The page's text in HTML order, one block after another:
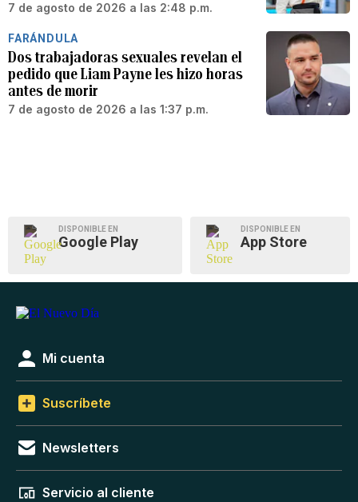
7 de agosto de 2026 a las 2:48 p.m.
FARÁNDULA
Dos trabajadoras sexuales revelan el
pedido que Liam Payne les hizo horas
antes de morir
7 de agosto de 2026 a las 1:37 p.m.
DISPONIBLE EN
Google Play
DISPONIBLE EN
App Store
Mi cuenta
Suscríbete
Newsletters
Servicio al cliente